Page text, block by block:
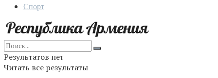
Спорт
Результатов нет
Читать все результаты